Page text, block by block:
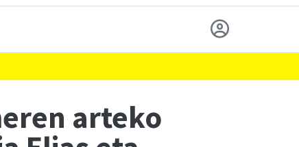
arteko